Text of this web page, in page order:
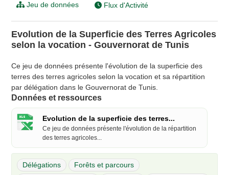
Jeu de données Flux d'Activité
Evolution de la Superficie des Terres Agricoles
selon la vocation - Gouvernorat de Tunis
Ce jeu de données présente l'évolution de la superficie des
terres des terres agricoles selon la vocation et sa répartition
par délégation dans le Gouvernorat de Tunis.
Données et ressources
Evolution de la superficie des terres...
Ce jeu de données présente l'évolution de la répartition
des terres agricoles...
Délégations
Forêts et parcours